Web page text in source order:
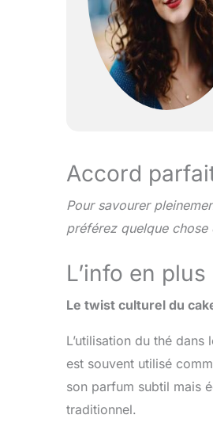
Accord
Pour savourer
préférez quelque chose
L’info en plus
Le twist culturel du
L’utilisation du thé
est souvent utilisé
son parfum subtil mais
traditionnel.